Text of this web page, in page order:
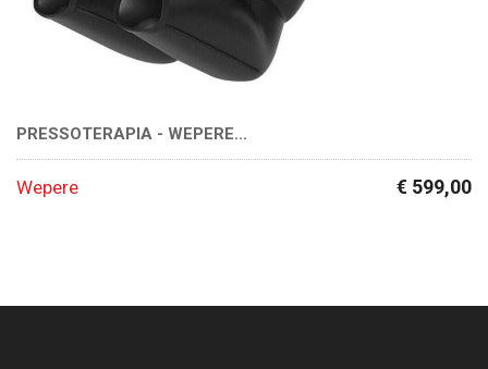
PRESSOTERAPIA - WEPERE...
Wepere € 599,00